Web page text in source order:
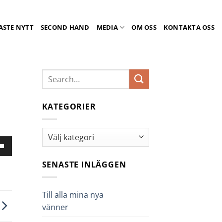
NYTT SECOND HAND MEDIA OM OSS KONTAKTA OSS
KATEGORIER
Kategorier
SENASTE INLÄGGEN
Till alla mina nya
vänner